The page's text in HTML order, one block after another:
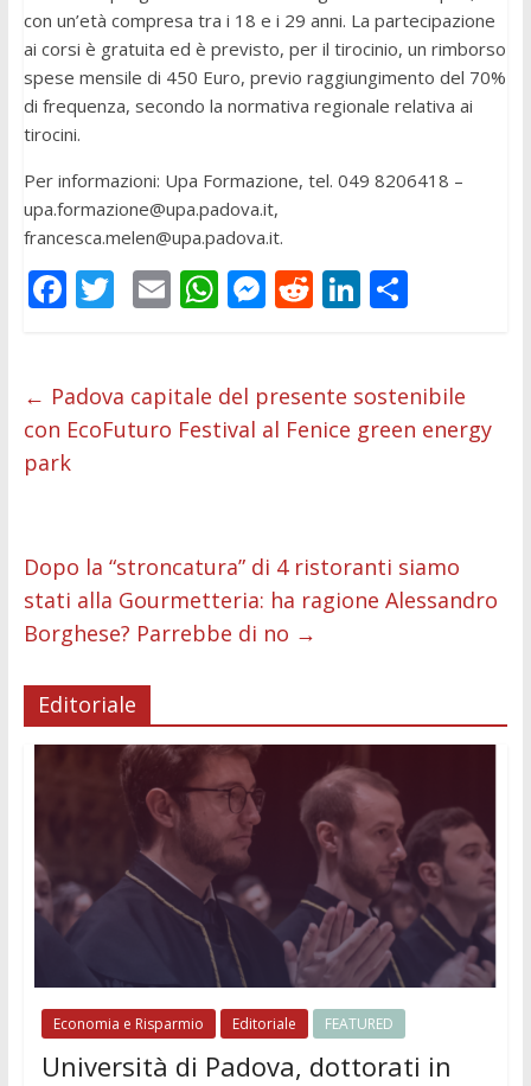
con un’età compresa tra i 18 e i 29 anni. La partecipazione
ai corsi è gratuita ed è previsto, per il tirocinio, un rimborso
spese mensile di 450 Euro, previo raggiungimento del 70%
di frequenza, secondo la normativa regionale relativa ai
tirocini.
Per informazioni: Upa Formazione, tel. 049 8206418 –
upa.formazione@upa.padova.it,
francesca.melen@upa.padova.it.
F
b
o
o
T
er
E
l
W
s
A
M
e
n
R
di
t
Li
e
dI
C
di
vi
← Padova capitale del presente sostenibile
con EcoFuturo Festival al Fenice green energy
park
Dopo la “stroncatura” di 4 ristoranti siamo
stati alla Gourmetteria: ha ragione Alessandro
Borghese? Parrebbe di no →
Editoriale
Economia e Risparmio Editoriale FEATURED
Università di Padova, dottorati in